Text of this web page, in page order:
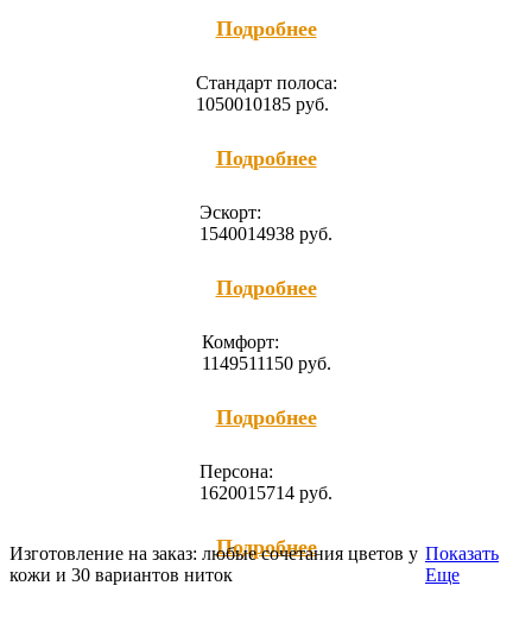
Подробнее
Cтандарт полоса:
1050010185руб.
Подробнее
Эскорт:
1540014938 руб.
Подробнее
Комфорт:
1149511150руб.
Подробнее
Персона:
1620015714 руб.
Подробнее
Изготовление на заказ: любые сочетания цветов у
кожи и 30 вариантов ниток
Показать
Еще